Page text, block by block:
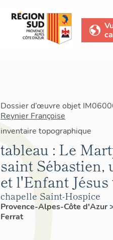
Dossier d’œuvre objet
Reynier Françoise
inventaire topographique
tableau : Le
saint Sébastien,
et l'Enfant
chapelle Saint-Hospice
Provence-Alpes-Côte d'Azur
Ferrat